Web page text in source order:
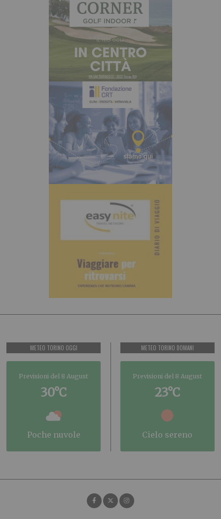
METEO TORINO OGGI
Previsioni del 8 August
30°C
poche nuvole
METEO TORINO DOMANI
Previsioni del 8 August
23°C
cielo sereno